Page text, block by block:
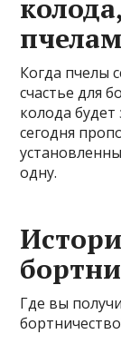
Когда пчелы
счастье для
колода
сегодня
одну.
Где вы